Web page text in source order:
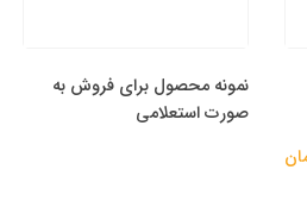
نمونه محصول برای فروش به
صورت استعلامی